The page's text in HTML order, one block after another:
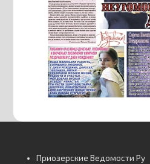
Приозерские Ведомости Ру